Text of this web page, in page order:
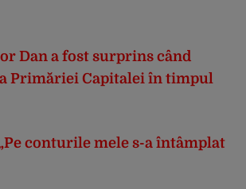
Dan a fost surprins când
Primăriei Capitalei în timpul
conturile mele s-a întâmplat